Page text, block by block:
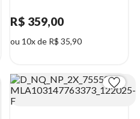
R$ 359,00
ou 10x de R$ 35,90